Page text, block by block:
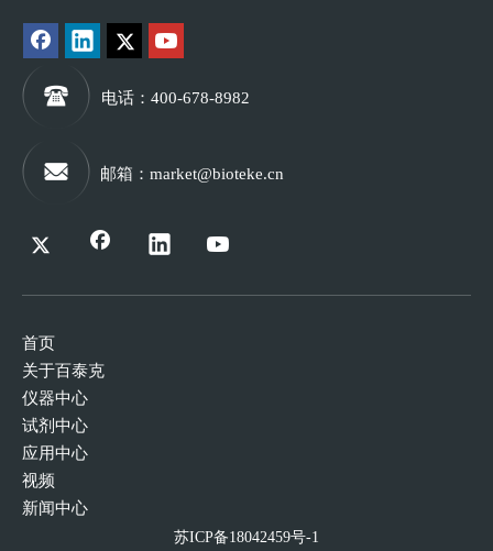
电话 ：400-678-8982
邮箱 ： market@bioteke.cn
首页
关于百泰克
仪器中心
试剂中心
应用中心
视频
新闻中心
苏ICP备18042459号-1